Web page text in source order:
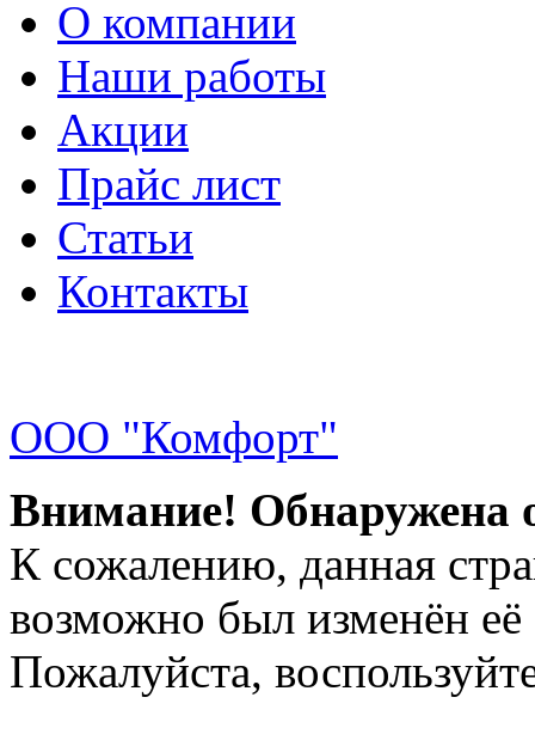
О компании
Наши работы
Акции
Прайс лист
Статьи
Контакты
ООО "Комфорт"
Внимание! Обнаружена
К сожалению, данная
возможно был изменён её
Пожалуйста,